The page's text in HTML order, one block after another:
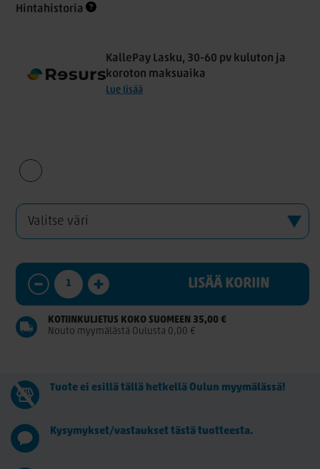
Hintahistoria
KallePay Lasku, 30-60 pv kuluton ja
koroton maksuaika
Lue lisää
LISÄÄ KORIIN
KOTIINKULJETUS KOKO SUOMEEN 35,00 €
Nouto myymälästä Oulusta 0,00 €
Tuote ei esillä tällä hetkellä Oulun myymälässä!
Kysymykset/vastaukset tästä tuotteesta.